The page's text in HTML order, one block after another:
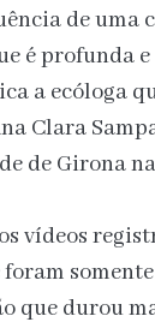
de uma
é profunda
a ecóloga
Clara
de Girona
vídeos
que durou